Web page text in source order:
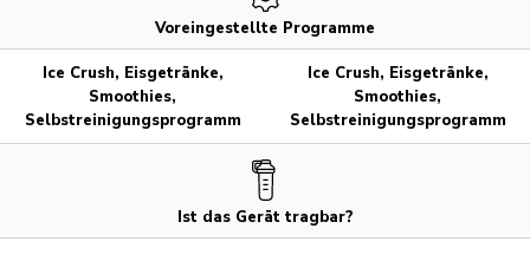
Voreingestellte Programme
Ist das Gerät tragbar?
Ice Crush, Eisgetränke,
Smoothies,
Selbstreinigungsprogramm
Ice Crush, Eisgetränke,
Smoothies,
Selbstreinigungsprogramm